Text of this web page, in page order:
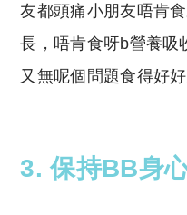
友都頭痛小朋友唔肯
長，唔肯食呀b營養吸
又無呢個問題食得好
3. 保持BB身